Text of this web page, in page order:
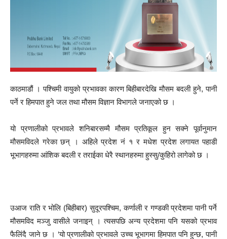
काठमाडौं । पश्चिमी वायुको प्रभावका कारण बिहीबारदेखि मौसम बदली हुने, पानी
पर्ने र हिमपात हुने जल तथा मौसम विज्ञान विभागले जनाएको छ ।
यो प्रणालीको प्रभावले शनिबारसम्मै मौसम प्रतिकूल हुन सक्ने पूर्वानुमान
मौसमविदले गरेका छन् । अहिले प्रदेश नं १ र मधेश प्रदेश लगायत पहाडी
भूभागहरुमा आंशिक बदली र तराईका धेरै स्थानहरुमा हुस्सु/कुहिरो लागेको छ ।
उआज राति र भोलि (बिहीबार) सुदूरपश्चिम, कर्णाली र गण्डकी प्रदेशमा पानी पर्ने
मौसमविद मञ्जु वासीले जनाइन् । त्यसपछि अन्य प्रदेशमा पनि यसको प्रभाव
फैलिंदै जाने छ । ‘यो प्रणालीको प्रभावले उच्च भूभागमा हिमपात पनि हुन्छ, पानी